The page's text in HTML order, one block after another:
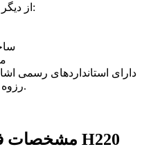
از دیگر ویژگی‌های این محصول می‌توان به:
رزوه به سراسر کشور ارسال خواهد شد.
مشخصات